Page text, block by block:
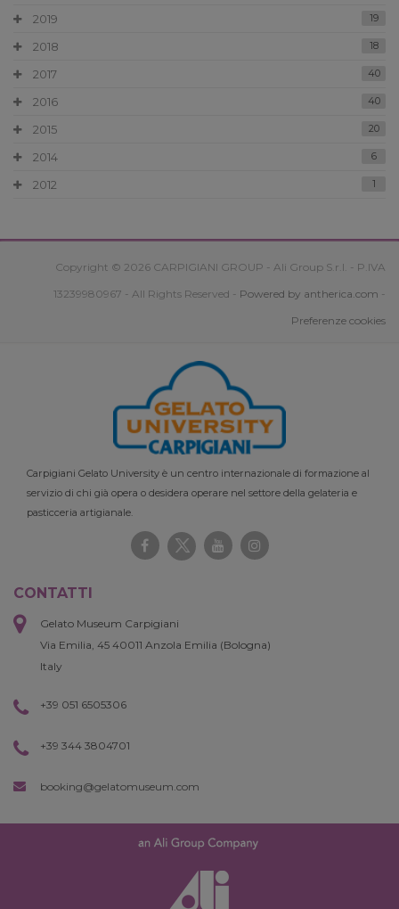
2019 19
2018 18
2017 40
2016 40
2015 20
2014 6
2012 1
Copyright © 2026 CARPIGIANI GROUP - Ali Group S.r.l. - P.IVA
13239980967 - All Rights Reserved - Powered by antherica.com -
Preferenze cookies
Carpigiani Gelato University è un centro internazionale di formazione al
servizio di chi già opera o desidera operare nel settore della gelateria e
pasticceria artigianale.
CONTATTI
Gelato Museum Carpigiani
Via Emilia, 45 40011 Anzola Emilia (Bologna)
Italy
+39 051 6505306
+39 344 3804701
booking@gelatomuseum.com